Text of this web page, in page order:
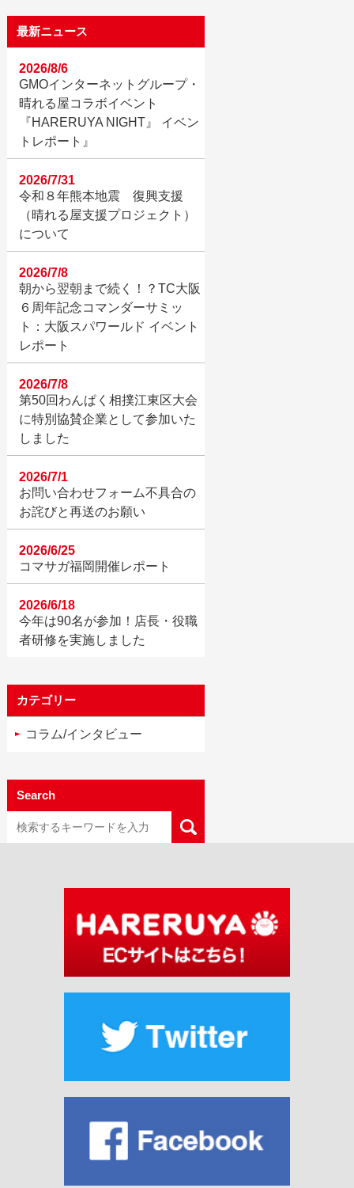
最新ニュース
GMOインターネットグループ・
晴れる屋コラボイベント
『HARERUYA NIGHT』 イベン
トレポート』
2026/8/6
令和８年熊本地震 復興支援
（晴れる屋支援プロジェクト）
について
2026/7/31
朝から翌朝まで続く！？TC大阪
６周年記念コマンダーサミッ
ト：大阪スパワールド イベント
レポート
2026/7/8
第50回わんぱく相撲江東区大会
に特別協賛企業として参加いた
しました
2026/7/8
お問い合わせフォーム不具合の
お詫びと再送のお願い
2026/7/1
コマサガ福岡開催レポート
2026/6/25
今年は90名が参加！店長・役職
者研修を実施しました
2026/6/18
カテゴリー
コラム/インタビュー
Search